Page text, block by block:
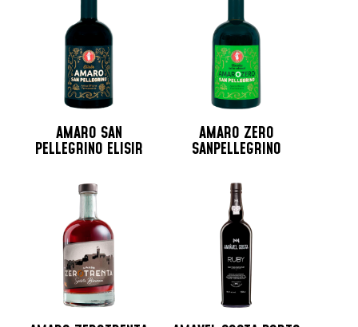
AMARO SAN
PELLEGRINO ELISIR
AMARO ZERO
SANPELLEGRINO